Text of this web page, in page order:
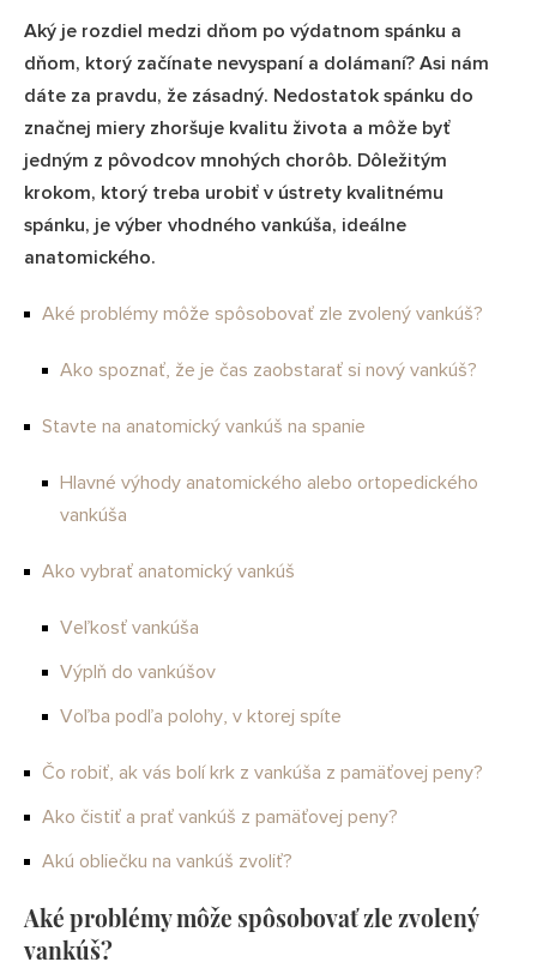
Aký je rozdiel medzi dňom po výdatnom spánku a
dňom, ktorý začínate nevyspaní a dolámaní? Asi nám
dáte za pravdu, že zásadný. Nedostatok spánku do
značnej miery zhoršuje kvalitu života a môže byť
jedným z pôvodcov mnohých chorôb. Dôležitým
krokom, ktorý treba urobiť v ústrety kvalitnému
spánku, je výber vhodného vankúša, ideálne
anatomického.
Aké problémy môže spôsobovať zle zvolený vankúš?
Ako spoznať, že je čas zaobstarať si nový vankúš?
Stavte na anatomický vankúš na spanie
Hlavné výhody anatomického alebo ortopedického
vankúša
Ako vybrať anatomický vankúš
Veľkosť vankúša
Výplň do vankúšov
Voľba podľa polohy, v ktorej spíte
Čo robiť, ak vás bolí krk z vankúša z pamäťovej peny?
Ako čistiť a prať vankúš z pamäťovej peny?
Akú obliečku na vankúš zvoliť?
Aké problémy môže spôsobovať zle zvolený
vankúš?